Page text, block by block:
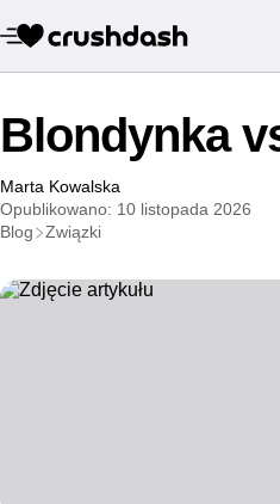
Blondynka
Marta Kowalska
Opublikowano: 10 listopada 2026
Blog
Związki